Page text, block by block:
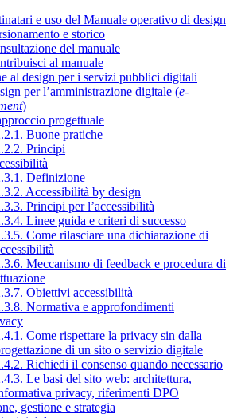
e uso del Manuale operativo di design
e storico
del manuale
al manuale
al design per i servizi pubblici digitali
per l’amministrazione digitale (e-
)
progettuale
Buone pratiche
Principi
Definizione
Accessibilità by design
Principi per l’accessibilità
Linee guida e criteri di successo
Come rilasciare una dichiarazione di
Meccanismo di feedback e procedura di
Obiettivi accessibilità
Normativa e approfondimenti
Come rispettare la privacy sin dalla
di un sito o servizio digitale
Richiedi il consenso quando necessario
Le basi del sito web: architettura,
privacy, riferimenti DPO
gestione e strategia